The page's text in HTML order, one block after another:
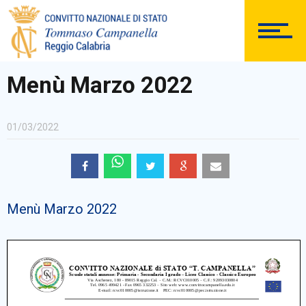
DOCUMENTAZIONE
PERSONALE
Comunicazioni Esterne
BACHECA SINDACALE
Menù Marzo 2022
01/03/2022
Menù Marzo 2022